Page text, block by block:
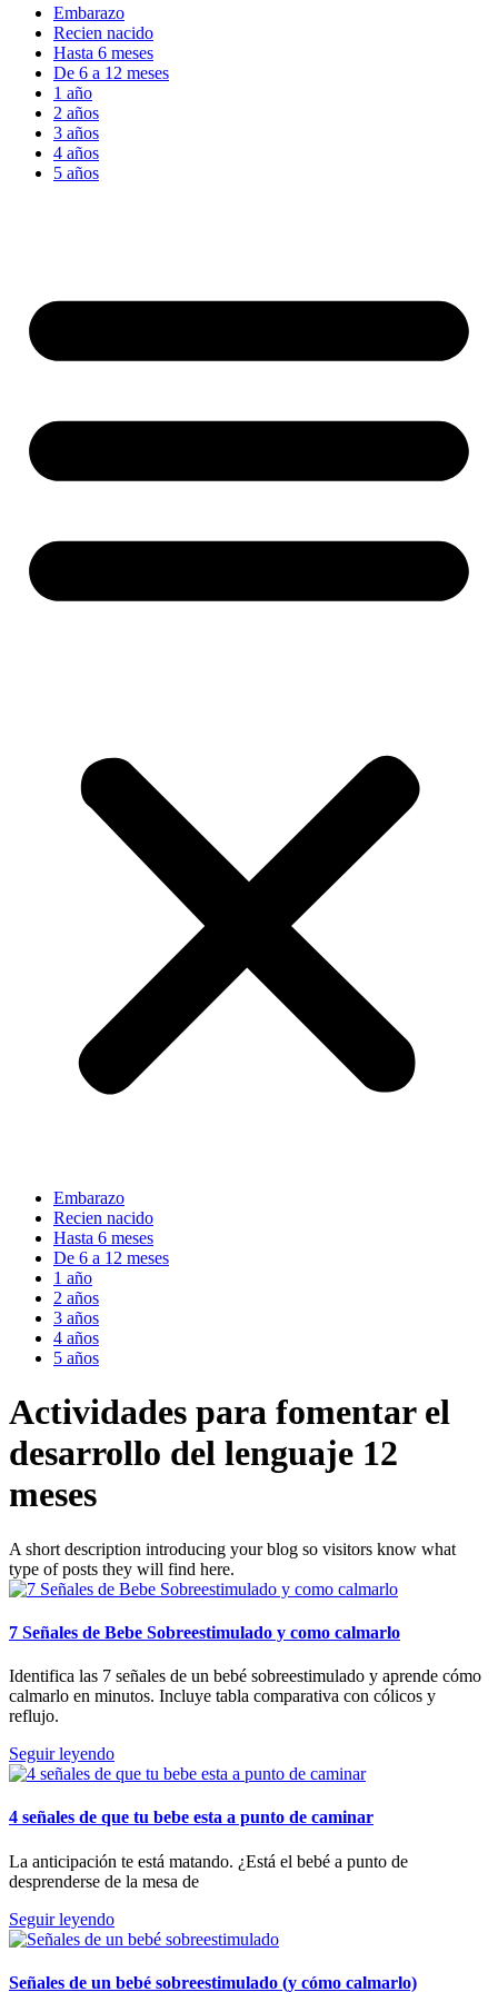
Embarazo
Recien nacido
Hasta 6 meses
De 6 a 12 meses
1 año
2 años
3 años
4 años
5 años
Embarazo
Recien nacido
Hasta 6 meses
De 6 a 12 meses
1 año
2 años
3 años
4 años
5 años
Actividades para fomentar el
desarrollo del lenguaje 12
meses
A short description introducing your blog so visitors know what
type of posts they will find here.
7 Señales de Bebe Sobreestimulado y como calmarlo
Identifica las 7 señales de un bebé sobreestimulado y aprende cómo
calmarlo en minutos. Incluye tabla comparativa con cólicos y
reflujo.
Seguir leyendo
4 señales de que tu bebe esta a punto de caminar
La anticipación te está matando. ¿Está el bebé a punto de
desprenderse de la mesa de
Seguir leyendo
Señales de un bebé sobreestimulado (y cómo calmarlo)